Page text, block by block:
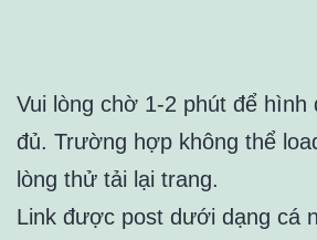
Vui lòng chờ 1-2 phút để hình
đủ. Trường hợp không thể
lòng thử tải lại trang.
Link được post dưới dạng cá